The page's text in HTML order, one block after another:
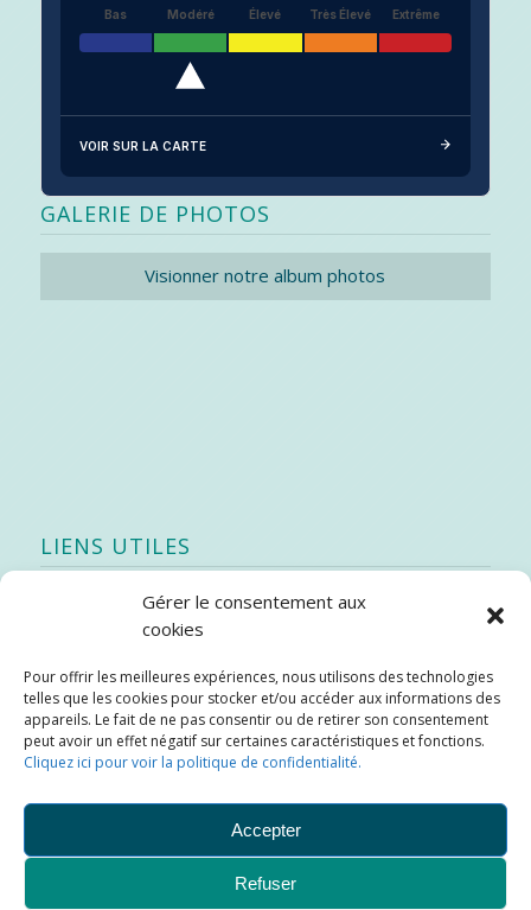
Gérer le consentement aux
cookies
Pour offrir les meilleures expériences, nous utilisons des technologies
telles que les cookies pour stocker et/ou accéder aux informations des
appareils. Le fait de ne pas consentir ou de retirer son consentement
peut avoir un effet négatif sur certaines caractéristiques et fonctions.
Cliquez ici pour voir la politique de confidentialité.
Accepter
Refuser
Bas Modéré Élevé Très Élevé Extrême
VOIR SUR LA CARTE
GALERIE DE PHOTOS
Visionner notre album photos
LIENS UTILES
Quoi de neuf
Stratégie québécoise d’économie d’eau potable
Bibliothèque
Météo locale